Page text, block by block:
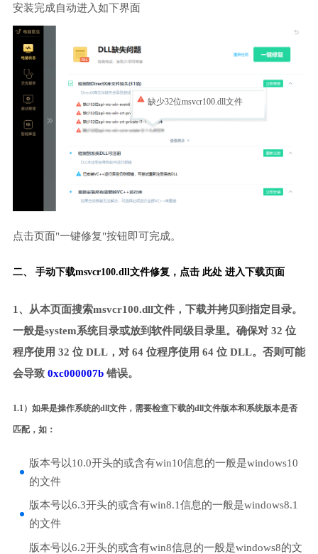
安装完成自动进入如下界面
缺少32位msvcr100.dll文件
点击页面"一键修复"按钮即可完成。
二、 手动下载msvcr100.dll文件修复， 点击 此处 进入下载页面
1、从本页面搜索msvcr100.dll文件，下载并拷贝到指定目录。
一般是system系统目录或放到软件同级目录里。确保对 32 位
程序使用 32 位 DLL，对 64 位程序使用 64 位 DLL。否则可能
会导致 0xc000007b错误。
1.1）如果是操作系统的dll文件，需要检查下载的dll文件版本和系统版本是否
匹配，如：
版本号以10.0开头的或含有win10信息的一般是windows10
的文件
版本号以6.3开头的或含有win8.1信息的一般是windows8.1
的文件
版本号以6.2开头的或含有win8信息的一般是windows8的文